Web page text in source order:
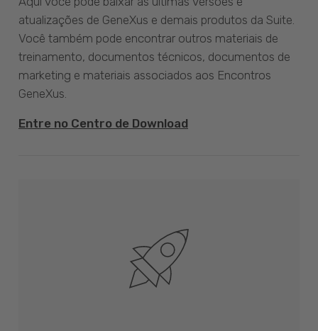
atualizações de GeneXus e demais produtos da Suite.
Você também pode encontrar outros materiais de
treinamento, documentos técnicos, documentos de
marketing e materiais associados aos Encontros
GeneXus.
Entre no Centro de Download